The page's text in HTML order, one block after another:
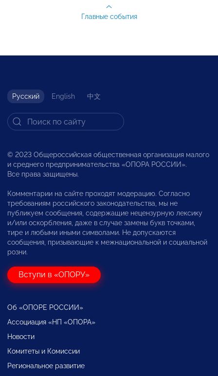
Главные события
Русский English 中文
© 2023 Общероссийская общественная организация малого
и среднего предпринимательства «ОПОРА РОССИИ».
Все права защищены.
Комментарии на сайте проходят модерацию. Согласно
требованиям российского законодательства, мы не
публикуем сообщения, содержащие нецензурную лексику
и/или оскорбления, даже в случае замены букв точками,
тире и любыми иными символами. Не допускаются
сообщения, призывающие к межнациональной и социальной
розни.
Вступи в «ОПОРУ»
Об «ОПОРЕ РОССИИ»
Ассоциация «НП «ОПОРА»
Новости
Комитеты и Комиссии
Региональное развитие